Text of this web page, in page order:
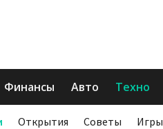
Финансы Авто Техно
Открытия Советы Игры